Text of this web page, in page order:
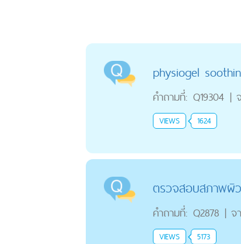
physiogel
คำถามที่: Q19304 |
VIEWS 1624
ตรวจสอบสภาพผิ
คำถามที่: Q2878 | จ
VIEWS 5173